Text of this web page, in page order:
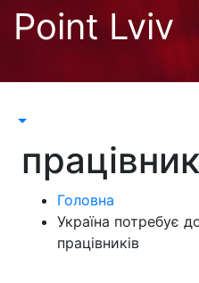
Перейти
Point Lviv
Головна
Україна потребує
працівників